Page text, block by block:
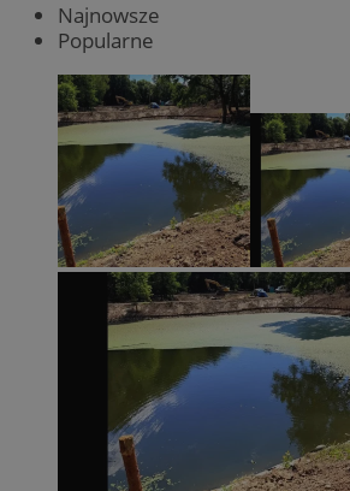
Najnowsze
Popularne